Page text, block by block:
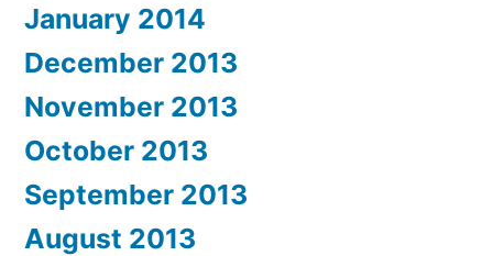
January 2014
December 2013
November 2013
October 2013
September 2013
August 2013